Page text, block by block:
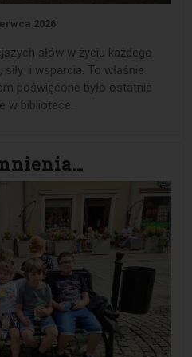
2026
słów w życiu każdego
siły i wsparcia. To właśnie
poświęcone było ostatnie
w bibliotece.